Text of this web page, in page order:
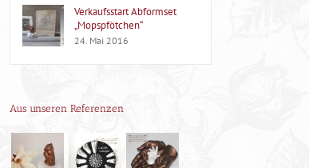
Verkaufsstart Abformset
„Mopspfötchen“
24. Mai 2016
Aus unseren Referenzen